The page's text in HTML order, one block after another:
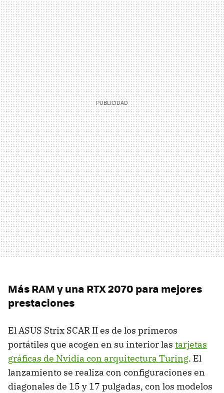
Más RAM y una RTX 2070 para mejores
prestaciones
El ASUS Strix SCAR II es de los primeros
portátiles que acogen en su interior las tarjetas
gráficas de Nvidia con arquitectura Turing. El
lanzamiento se realiza con configuraciones en
diagonales de 15 y 17 pulgadas, con los modelos